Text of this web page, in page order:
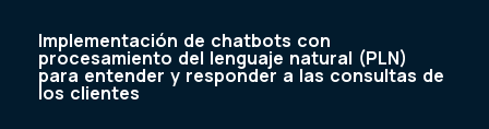
Implementación de chatbots con
procesamiento del lenguaje natural (PLN)
para entender y responder a las consultas de
los clientes